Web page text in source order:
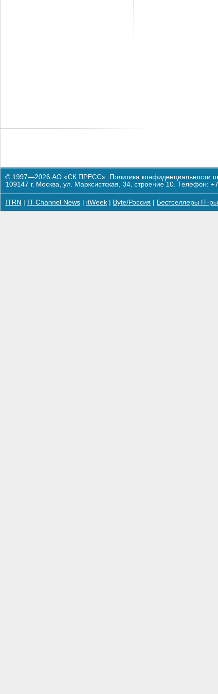
© 1997—2026 АО «СК ПРЕСС». Политика конфиденциальности
109147 г. Москва, ул. Марксистская, 34, строение 10. Телефон:
ITRN IT Channel News itWeek Byte/Россия Бестселлеры IT-